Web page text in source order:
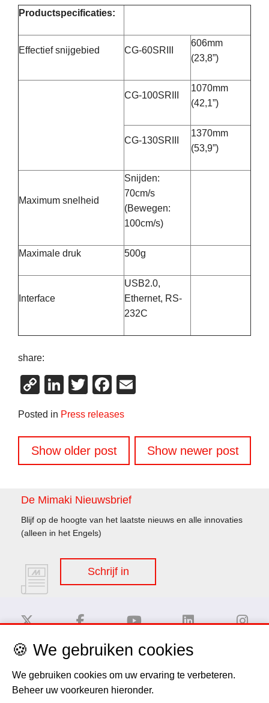
Productspecificaties:
Effectief snijgebied CG-60SRIII
606mm
(23,8”)
CG-100SRIII
1070mm
(42,1”)
CG-130SRIII
1370mm
(53,9”)
Maximum snelheid
Snijden:
70cm/s
(Bewegen:
100cm/s)
Maximale druk 500g
Interface
USB2.0,
Ethernet, RS-
232C
share:
CopyLinkedIn
TwitterFacebook
Posted in Press releases
Berichtennavigatie
Show older post Show newer post
De Mimaki Nieuwsbrief
Blijf op de hoogte van het laatste nieuws en alle innovaties
(alleen in het Engels)
Schrijf in
Privacy Policy
🍪 We gebruiken cookies
We gebruiken cookies om uw ervaring te verbeteren.
Beheer uw voorkeuren hieronder.